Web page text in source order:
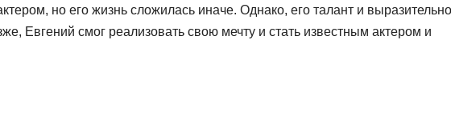
но его жизнь сложилась иначе. Однако, его талант и
Евгений смог реализовать свою мечту и стать известным актером и